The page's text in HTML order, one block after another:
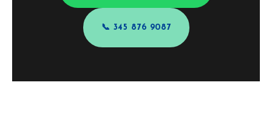
📞 345 876 9087